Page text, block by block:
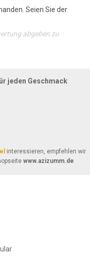
Seien Sie der
abgeben zu
jeden Geschmack
interessieren, empfehlen wir
www.azizumm.de